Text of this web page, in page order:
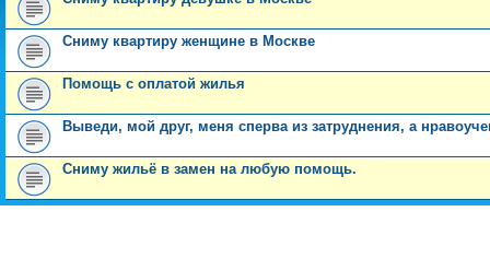
Сниму квартиру женщине в Москве
Помощь с оплатой жилья
Выведи, мой друг, меня сперва из затруднения, а
Сниму жильё в замен на любую помощь.